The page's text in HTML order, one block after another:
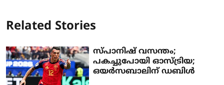
Related Stories
സ്പാനിഷ് വസന്തം;
പകച്ചുപോയി ഓസ്ട്രിയ;
ഒയര്‍സബാലിന് ഡബിള്‍